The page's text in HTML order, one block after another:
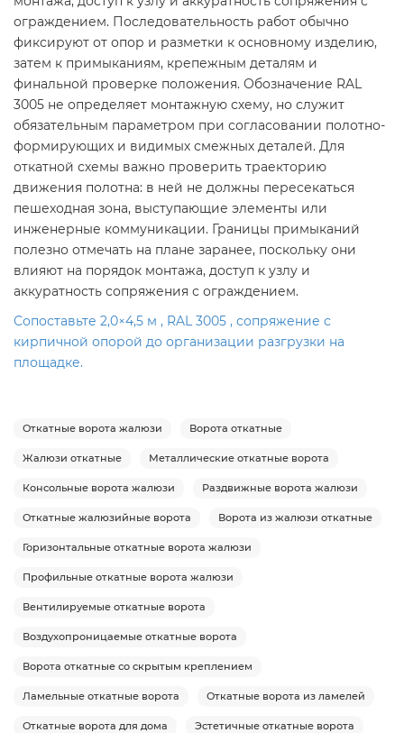
ограждением. Последовательность работ обычно
фиксируют от опор и разметки к основному изделию,
затем к примыканиям, крепежным деталям и
финальной проверке положения. Обозначение RAL
3005 не определяет монтажную схему, но служит
обязательным параметром при согласовании полотно-
формирующих и видимых смежных деталей. Для
откатной схемы важно проверить траекторию
движения полотна: в ней не должны пересекаться
пешеходная зона, выступающие элементы или
инженерные коммуникации. Границы примыканий
полезно отмечать на плане заранее, поскольку они
влияют на порядок монтажа, доступ к узлу и
аккуратность сопряжения с ограждением.
Сопоставьте 2,0×4,5 м , RAL 3005 , сопряжение с
кирпичной опорой до организации разгрузки на
площадке.
Откатные ворота жалюзи Ворота откатные
Жалюзи откатные Металлические откатные ворота
Консольные ворота жалюзи Раздвижные ворота жалюзи
Откатные жалюзийные ворота Ворота из жалюзи откатные
Горизонтальные откатные ворота жалюзи
Профильные откатные ворота жалюзи
Вентилируемые откатные ворота
Воздухопроницаемые откатные ворота
Ворота откатные со скрытым креплением
Ламельные откатные ворота Откатные ворота из ламелей
Откатные ворота для дома Эстетичные откатные ворота